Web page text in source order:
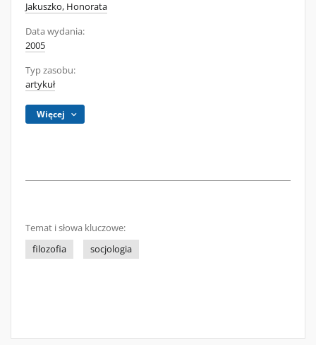
Jakuszko, Honorata
Data wydania:
2005
Typ zasobu:
artykuł
Więcej
Temat i słowa kluczowe:
filozofia
socjologia